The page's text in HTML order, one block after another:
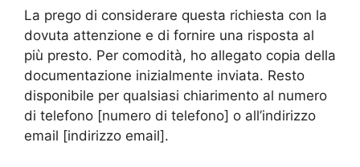
La prego di considerare questa richiesta con la
dovuta attenzione e di fornire una risposta al
più presto. Per comodità, ho allegato copia della
documentazione inizialmente inviata. Resto
disponibile per qualsiasi chiarimento al numero
di telefono [numero di telefono] o all’indirizzo
email [indirizzo email].